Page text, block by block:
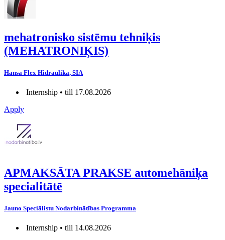
mehatronisko sistēmu tehniķis
(MEHATRONIĶIS)
Hansa Flex Hidraulika, SIA
Internship • till 17.08.2026
Apply
APMAKSĀTA PRAKSE automehāniķa
specialitātē
Jauno Speciālistu Nodarbinātības Programma
Internship • till 14.08.2026